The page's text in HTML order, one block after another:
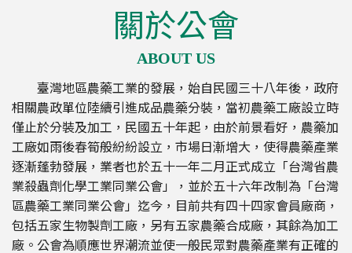
關於公會
ABOUT US
臺灣地區農藥工業的發展，始自民國三十八年後，政府
相關農政單位陸續引進成品農藥分裝，當初農藥工廠設立時
僅止於分裝及加工，民國五十年起，由於前景看好，農藥加
工廠如雨後春筍般紛紛設立，市場日漸增大，使得農藥產業
逐漸蓬勃發展，業者也於五十一年二月正式成立「台灣省農
業殺蟲劑化學工業同業公會」，並於五十六年改制為「台灣
區農藥工業同業公會」迄今，目前共有四十四家會員廠商，
包括五家生物製劑工廠，另有五家農藥合成廠，其餘為加工
廠。公會為順應世界潮流並使一般民眾對農藥產業有正確的